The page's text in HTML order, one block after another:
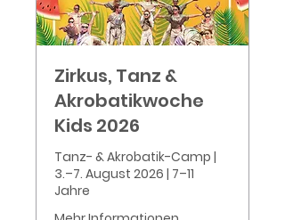
Zirkus, Tanz &
Akrobatikwoche
Kids 2026
Tanz- & Akrobatik-Camp |
3.–7. August 2026 | 7–11
Jahre